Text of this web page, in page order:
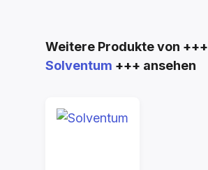
Produktgalerie überspringen
Weitere Produkte von +++
Solventum +++ ansehen